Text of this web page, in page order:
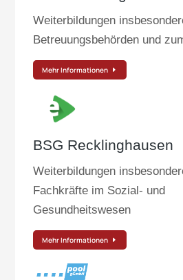
Weiterbildungen
Betreuungsbehörden und
Mehr Informationen
BSG Recklinghausen
Weiterbildungen
Fachkräfte im Sozial- und
Gesundheitswesen
Mehr Informationen